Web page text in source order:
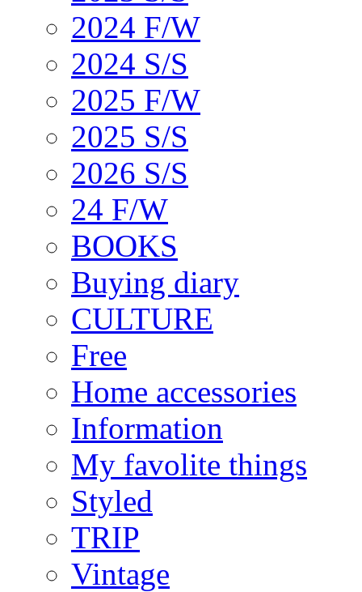
2024 F/W
2024 S/S
2025 F/W
2025 S/S
2026 S/S
24 F/W
BOOKS
Buying diary
CULTURE
Free
Home accessories
Information
My favolite things
Styled
TRIP
Vintage